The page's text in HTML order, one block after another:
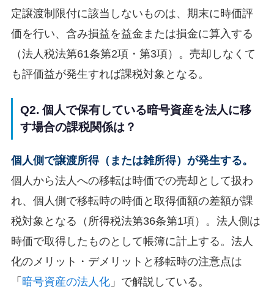
定譲渡制限付に該当しないものは、期末に時価評
価を行い、含み損益を益金または損金に算入する
（法人税法第61条第2項・第3項）。売却しなくて
も評価益が発生すれば課税対象となる。
Q2. 個人で保有している暗号資産を法人に移
す場合の課税関係は？
個人側で譲渡所得（または雑所得）が発生する。
個人から法人への移転は時価での売却として扱わ
れ、個人側で移転時の時価と取得価額の差額が課
税対象となる（所得税法第36条第1項）。法人側は
時価で取得したものとして帳簿に計上する。法人
化のメリット・デメリットと移転時の注意点は
「 暗号資産の法人化」で解説している。